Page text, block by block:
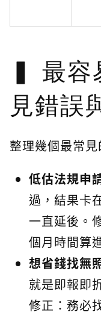
最容
見錯誤
整理幾個最常見
低估法規申
過，結果卡
一直延後。
個月時間算
想省錢找無
就是即報即
修正：務必